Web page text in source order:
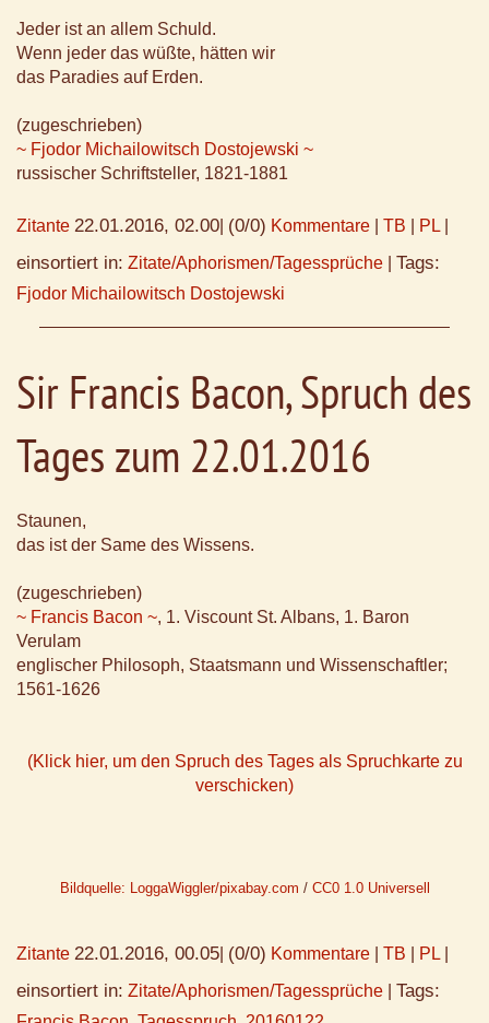
Jeder ist an allem Schuld.
Wenn jeder das wüßte, hätten wir
das Paradies auf Erden.
(zugeschrieben)
~ Fjodor Michailowitsch Dostojewski ~
russischer Schriftsteller, 1821-1881
Zitante 22.01.2016, 02.00 (0/0) Kommentare TB PL
einsortiert in: Zitate/Aphorismen/Tagessprüche Tags:
Fjodor Michailowitsch Dostojewski
Sir Francis Bacon, Spruch des
Tages zum 22.01.2016
Staunen,
das ist der Same des Wissens.
(zugeschrieben)
~ Francis Bacon ~, 1. Viscount St. Albans, 1. Baron
Verulam
englischer Philosoph, Staatsmann und Wissenschaftler;
1561-1626
(Klick hier, um den Spruch des Tages als Spruchkarte zu
verschicken)
Bildquelle: LoggaWiggler/pixabay.com / CC0 1.0 Universell
Zitante 22.01.2016, 00.05 (0/0) Kommentare TB PL
einsortiert in: Zitate/Aphorismen/Tagessprüche Tags: